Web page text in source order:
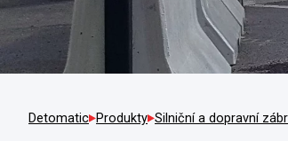
Detomatic Produkty Silniční a dopravní